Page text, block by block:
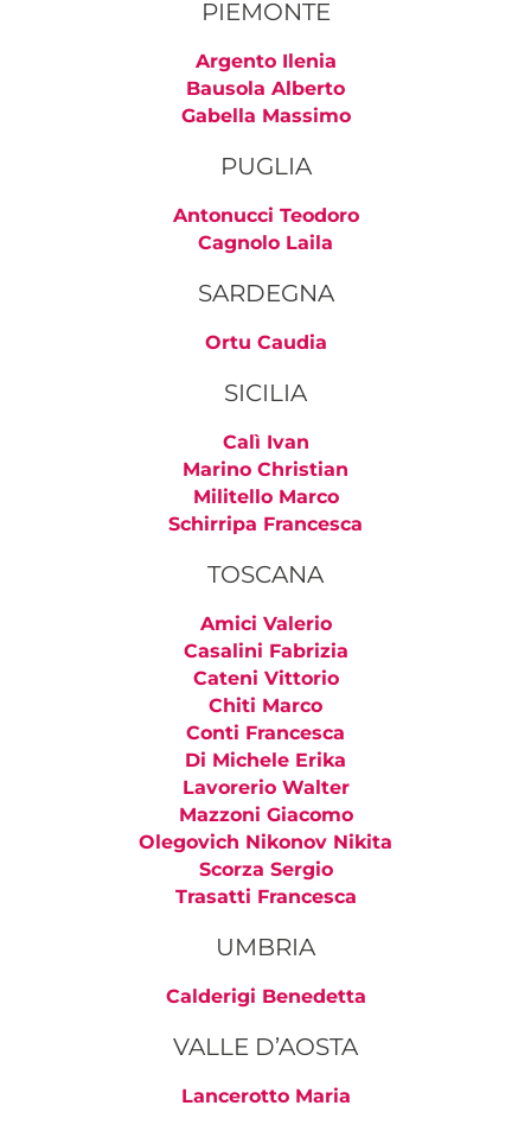
PIEMONTE
Argento Ilenia
Bausola Alberto
Gabella Massimo
PUGLIA
Antonucci Teodoro
Cagnolo Laila
SARDEGNA
Ortu Caudia
SICILIA
Calì Ivan
Marino Christian
Militello Marco
Schirripa Francesca
TOSCANA
Amici Valerio
Casalini Fabrizia
Cateni Vittorio
Chiti Marco
Conti Francesca
Di Michele Erika
Lavorerio Walter
Mazzoni Giacomo
Olegovich Nikonov Nikita
Scorza Sergio
Trasatti Francesca
UMBRIA
Calderigi Benedetta
VALLE D’AOSTA
Lancerotto Maria